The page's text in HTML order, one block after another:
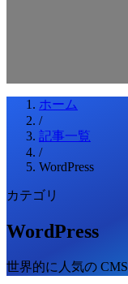
ホーム
/
記事一覧
/
WordPress
カテゴリ
WordPress
世界的に人気の